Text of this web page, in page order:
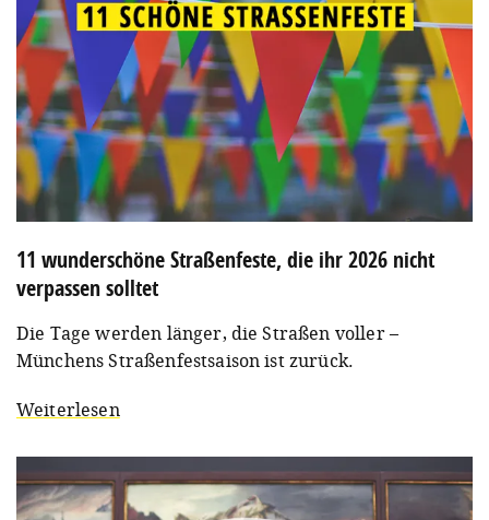
11 wunderschöne Straßenfeste, die ihr 2026 nicht
verpassen solltet
Die Tage werden länger, die Straßen voller –
Münchens Straßenfestsaison ist zurück.
Weiterlesen